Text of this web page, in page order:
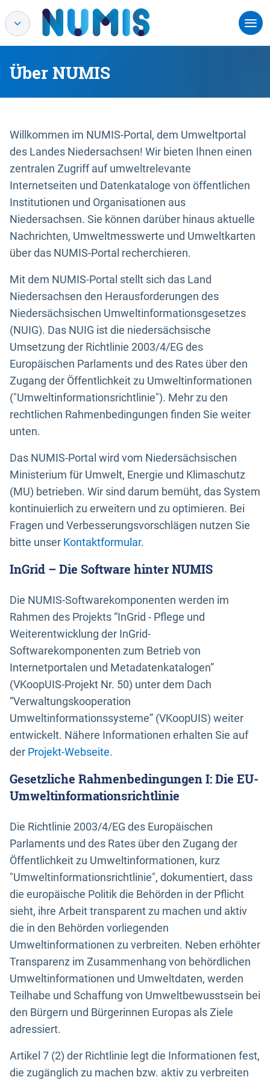
Über NUMIS
Willkommen im NUMIS-Portal, dem Umweltportal
des Landes Niedersachsen! Wir bieten Ihnen einen
zentralen Zugriff auf umweltrelevante
Internetseiten und Datenkataloge von öffentlichen
Institutionen und Organisationen aus
Niedersachsen. Sie können darüber hinaus aktuelle
Nachrichten, Umweltmesswerte und Umweltkarten
über das NUMIS-Portal recherchieren.
Mit dem NUMIS-Portal stellt sich das Land
Niedersachsen den Herausforderungen des
Niedersächsischen Umweltinformationsgesetzes
(NUIG). Das NUIG ist die niedersächsische
Umsetzung der Richtlinie 2003/4/EG des
Europäischen Parlaments und des Rates über den
Zugang der Öffentlichkeit zu Umweltinformationen
("Umweltinformationsrichtlinie"). Mehr zu den
rechtlichen Rahmenbedingungen finden Sie weiter
unten.
Das NUMIS-Portal wird vom Niedersächsischen
Ministerium für Umwelt, Energie und Klimaschutz
(MU) betrieben. Wir sind darum bemüht, das System
kontinuierlich zu erweitern und zu optimieren. Bei
Fragen und Verbesserungsvorschlägen nutzen Sie
bitte unser Kontaktformular.
InGrid – Die Software hinter NUMIS
Die NUMIS-Softwarekomponenten werden im
Rahmen des Projekts “InGrid - Pflege und
Weiterentwicklung der InGrid-
Softwarekomponenten zum Betrieb von
Internetportalen und Metadatenkatalogen”
(VKoopUIS-Projekt Nr. 50) unter dem Dach
“Verwaltungskooperation
Umweltinformationssysteme” (VKoopUIS) weiter
entwickelt. Nähere Informationen erhalten Sie auf
der Projekt-Webseite.
Gesetzliche Rahmenbedingungen I: Die EU-
Umweltinformationsrichtlinie
Die Richtlinie 2003/4/EG des Europäischen
Parlaments und des Rates über den Zugang der
Öffentlichkeit zu Umweltinformationen, kurz
"Umweltinformationsrichtlinie", dokumentiert, dass
die europäische Politik die Behörden in der Pflicht
sieht, ihre Arbeit transparent zu machen und aktiv
die in den Behörden vorliegenden
Umweltinformationen zu verbreiten. Neben erhöhter
Transparenz im Zusammenhang von behördlichen
Umweltinformationen und Umweltdaten, werden
Teilhabe und Schaffung von Umweltbewusstsein bei
den Bürgern und Bürgerinnen Europas als Ziele
adressiert.
Artikel 7 (2) der Richtlinie legt die Informationen fest,
die zugänglich zu machen bzw. aktiv zu verbreiten